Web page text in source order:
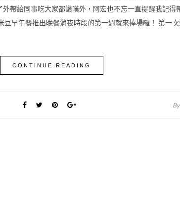
帶給同事吃大家都讚嘆外，阿宏也不忘一直提醒我記得
早午餐推出晚餐消夜時段的第一週就來捧場囉！ 第一
CONTINUE READING
By